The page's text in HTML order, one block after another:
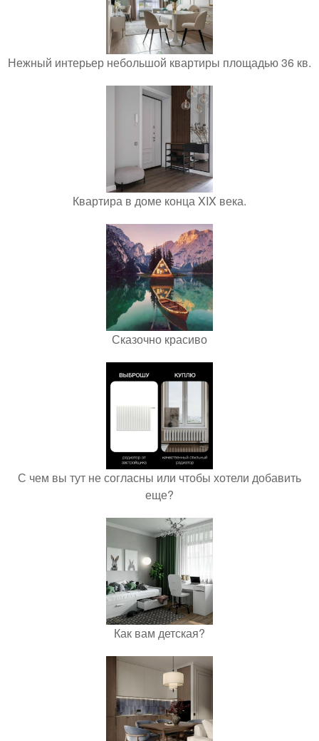
Нежный интерьер небольшой квартиры площадью 36 кв.
Квартира в доме конца XIX века.
Сказочно красиво
С чем вы тут не согласны или чтобы хотели добавить
еще?
Как вам детская?